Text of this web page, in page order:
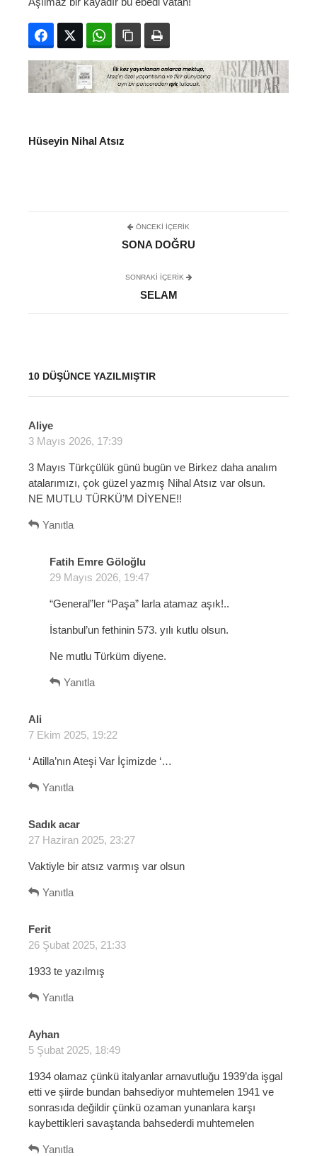
FacebookTwitter WhatsAppBağlanıyı kopyala
Hüseyin Nihal Atsız
ÖNCEKI İÇERIK
SONA DOĞRU
SONRAKI IÇERIK
SELAM
10 DÜŞÜNCE YAZILMIŞTIR
Aliye
e
i
k
i
3 Mayıs 2026, 17:39
3 Mayıs Türkçülük günü bugün ve Birkez daha analım
atalarımızı, çok güzel yazmış Nihal Atsız var olsun.
NE MUTLU TÜRKÜ’M DİYENE!!
Yanıtla
Fatih Emre Göloğlu
e
i
k
:
29 Mayıs 2026, 19:47
“General”ler “Paşa” larla atamaz aşık!..
İstanbul’un fethinin 573. yılı kutlu olsun.
Ne mutlu Türküm diyene.
Yanıtla
Ali
e
i
k
7 Ekim 2025, 19:22
‘ Atilla’nın Ateşi Var İçimizde ‘…
Yanıtla
Sadık acar
e
i
27 Haziran 2025, 23:27
Vaktiyle bir atsız varmış var olsun
Yanıtla
Ferit
e
26 Şubat 2025, 21:33
1933 te yazılmış
Yanıtla
Ayhan
e
i
k
i
:
5 Şubat 2025, 18:49
1934 olamaz çünkü italyanlar arnavutluğu 1939’da işgal
etti ve şiirde bundan bahsediyor muhtemelen 1941 ve
sonrasıda değildir çünkü ozaman yunanlara karşı
kaybettikleri savaştanda bahsederdi muhtemelen
Yanıtla